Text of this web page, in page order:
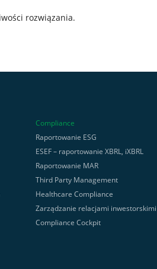
rozwiązania.
Compliance
Raportowanie ESG
ESEF – raportowanie XBRL, iXBRL
Raportowanie MAR
Third Party Management
Healthcare Compliance
Zarządzanie relacjami inwestorskimi
Compliance Cockpit